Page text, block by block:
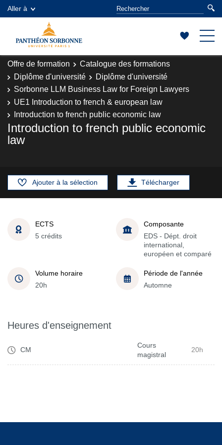
Aller à
Offre de formation
Catalogue des formations
Diplôme d'université
Diplôme d'université
Sorbonne LLM Business Law for Foreign Lawyers
UE1 Introduction to french & european law
Introduction to french public economic law
Introduction to french public economic
law
Ajouter à la sélection Télécharger
ECTS
5 crédits
Composante
EDS - Dépt. droit
international,
européen et comparé
Volume horaire
20h
Période de l'année
Automne
Heures d'enseignement
CM
Cours
magistral
20h